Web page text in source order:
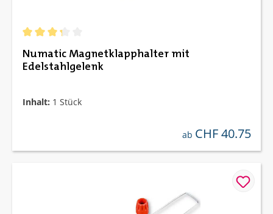
Numatic Magnetklapphalter mit
Edelstahlgelenk
Inhalt: 1 Stück
regulärer preis:
ab CHF 40.75